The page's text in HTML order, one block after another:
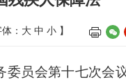
体： 大 中 小 】
委员会第十七次